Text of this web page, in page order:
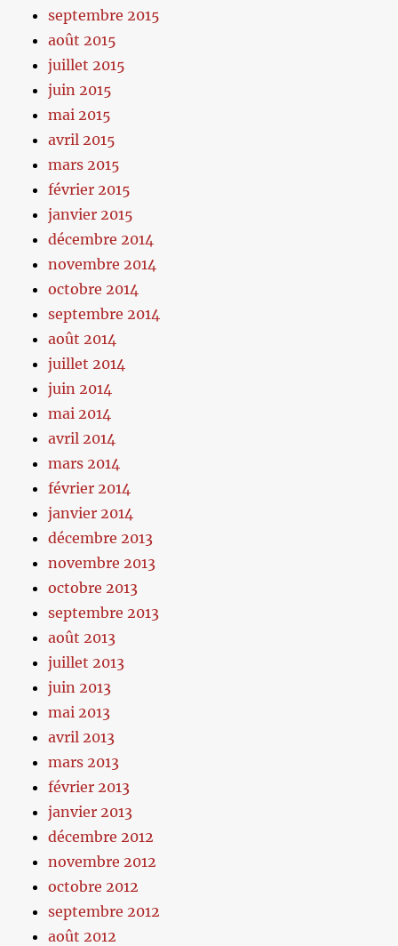
septembre 2015
août 2015
juillet 2015
juin 2015
mai 2015
avril 2015
mars 2015
février 2015
janvier 2015
décembre 2014
novembre 2014
octobre 2014
septembre 2014
août 2014
juillet 2014
juin 2014
mai 2014
avril 2014
mars 2014
février 2014
janvier 2014
décembre 2013
novembre 2013
octobre 2013
septembre 2013
août 2013
juillet 2013
juin 2013
mai 2013
avril 2013
mars 2013
février 2013
janvier 2013
décembre 2012
novembre 2012
octobre 2012
septembre 2012
août 2012